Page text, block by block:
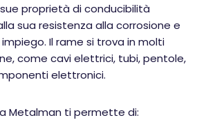
proprietà di conducibilità
sua resistenza alla corrosione e
Il rame si trova in molti
come cavi elettrici, tubi, pentole,
elettronici.
Metalman ti permette di: